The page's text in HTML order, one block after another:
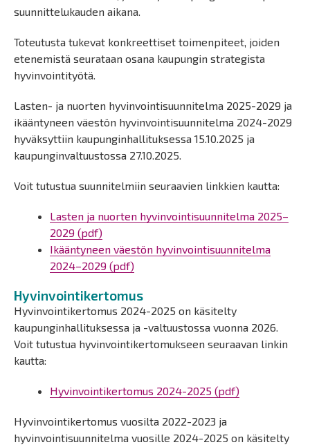
suunnittelukauden aikana.
Toteutusta tukevat konkreettiset toimenpiteet, joiden
etenemistä seurataan osana kaupungin strategista
hyvinvointityötä.
Lasten- ja nuorten hyvinvointisuunnitelma 2025-2029 ja
ikääntyneen väestön hyvinvointisuunnitelma 2024-2029
hyväksyttiin kaupunginhallituksessa 15.10.2025 ja
kaupunginvaltuustossa 27.10.2025.
Voit tutustua suunnitelmiin seuraavien linkkien kautta:
Lasten ja nuorten hyvinvointisuunnitelma 2025–
2029 (pdf)
Ikääntyneen väestön hyvinvointisuunnitelma
2024–2029 (pdf)
Hyvinvointikertomus
Hyvinvointikertomus 2024-2025 on käsitelty
kaupunginhallituksessa ja -valtuustossa vuonna 2026.
Voit tutustua hyvinvointikertomukseen seuraavan linkin
kautta:
Hyvinvointikertomus 2024-2025 (pdf)
Hyvinvointikertomus vuosilta 2022-2023 ja
hyvinvointisuunnitelma vuosille 2024-2025 on käsitelty